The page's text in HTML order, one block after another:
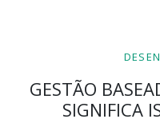
GESTÃO
SIGNIFICA